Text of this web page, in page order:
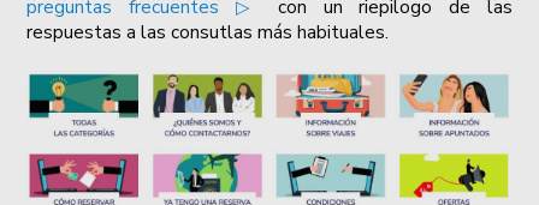
preguntas frecuentes ▷
con un riepilogo de las
respuestas a las consutlas más habituales.